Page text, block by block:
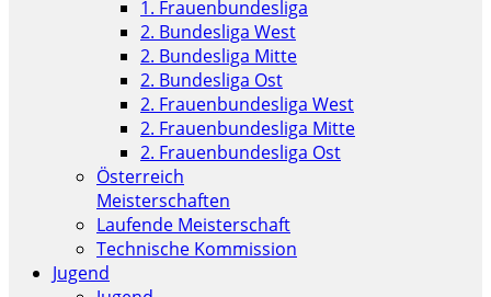
1. Frauenbundesliga
2. Bundesliga West
2. Bundesliga Mitte
2. Bundesliga Ost
2. Frauenbundesliga West
2. Frauenbundesliga Mitte
2. Frauenbundesliga Ost
Österreich
Meisterschaften
Laufende Meisterschaft
Technische Kommission
Jugend